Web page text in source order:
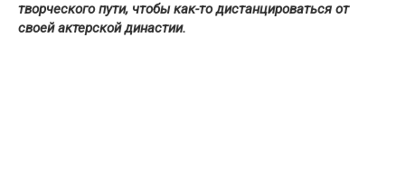
творческого пути, чтобы как-то дистанцироваться от
своей актерской династии.